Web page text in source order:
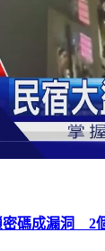
密碼成漏洞 2